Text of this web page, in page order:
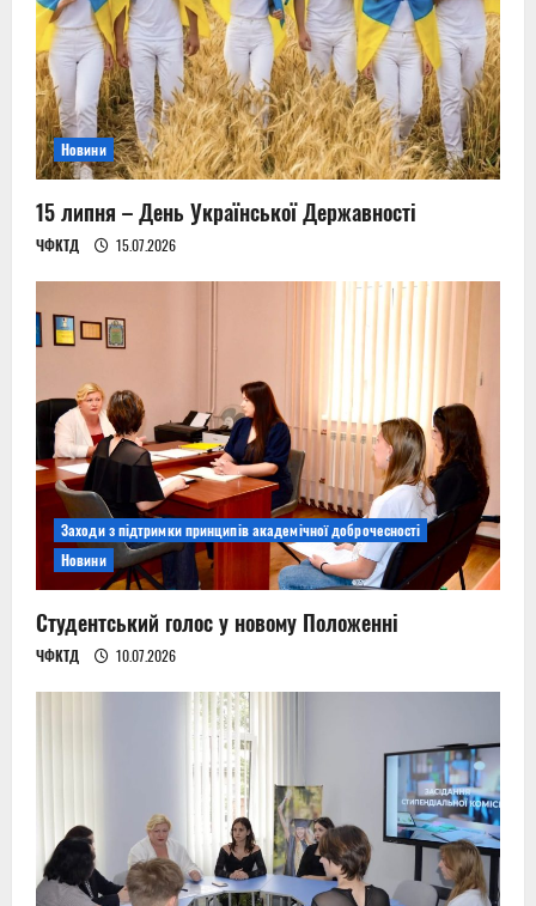
Новини
15 липня – День Української Державності
ЧФКТД 15.07.2026
Заходи з підтримки принципів академічної доброчесності
Новини
Студентський голос у новому Положенні
ЧФКТД 10.07.2026